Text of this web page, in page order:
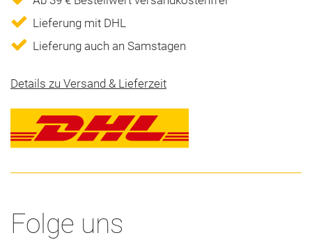
Lieferung mit DHL
Lieferung auch an Samstagen
Details zu Versand & Lieferzeit
Folge uns